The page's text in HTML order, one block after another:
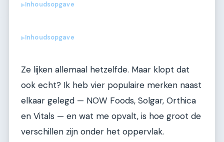
▶Inhoudsopgave
▶Inhoudsopgave
Ze lijken allemaal hetzelfde. Maar klopt dat
ook echt? Ik heb vier populaire merken naast
elkaar gelegd — NOW Foods, Solgar, Orthica
en Vitals — en wat me opvalt, is hoe groot de
verschillen zijn onder het oppervlak.